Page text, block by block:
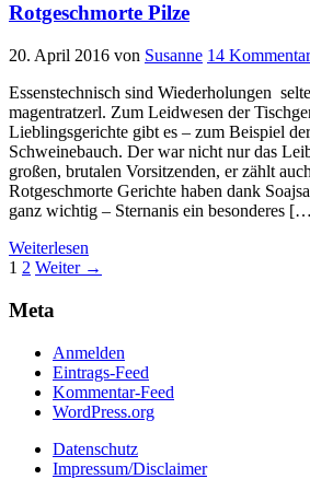
Rotgeschmorte Pilze
20. April 2016 von Susanne 14
Essenstechnisch sind Wiederholungen
magentratzerl. Zum Leidwesen der
Lieblingsgerichte gibt es – zum Beispiel
Schweinebauch. Der war nicht nur das
großen, brutalen Vorsitzenden, er zählt
Rotgeschmorte Gerichte haben dank
ganz wichtig – Sternanis ein besonderes
Weiterlesen
Seitennummerierung
der
1 2 Weiter →
Meta
Anmelden
Eintrags-Feed
Kommentar-Feed
WordPress.org
Datenschutz
Impressum/Disclaimer